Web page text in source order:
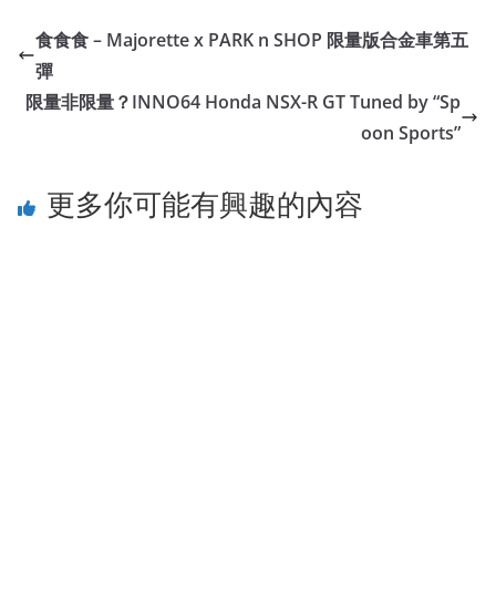
食食食 – Majorette x PARK n SHOP 限量版合金車第五
彈
限量非限量？INNO64 Honda NSX-R GT Tuned by “Sp
oon Sports”
更多你可能有興趣的內容